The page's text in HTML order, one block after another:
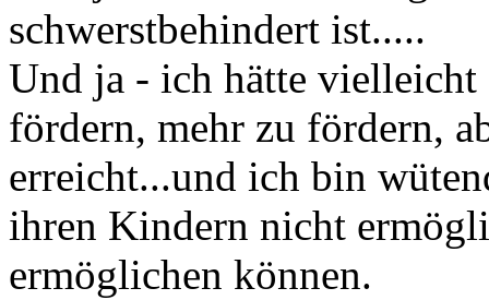
schwerstbehindert ist.....
Und ja - ich hätte vielleicht
fördern, mehr zu fördern,
erreicht...und ich bin
ihren Kindern nicht
ermöglichen können.